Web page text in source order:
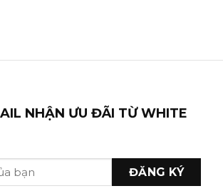
NHẬN ƯU ĐÃI TỪ WHITE